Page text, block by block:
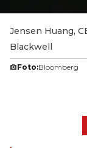
Jensen Huang,
Blackwell
Foto:Bloomberg